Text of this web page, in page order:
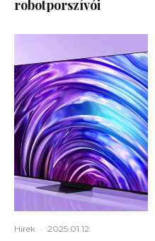
robotporszívói
Hírek · 2025.01.12.